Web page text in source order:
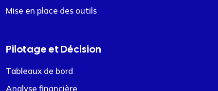
Mise en place des outils
Pilotage et Décision
Tableaux de bord
Analyse financière